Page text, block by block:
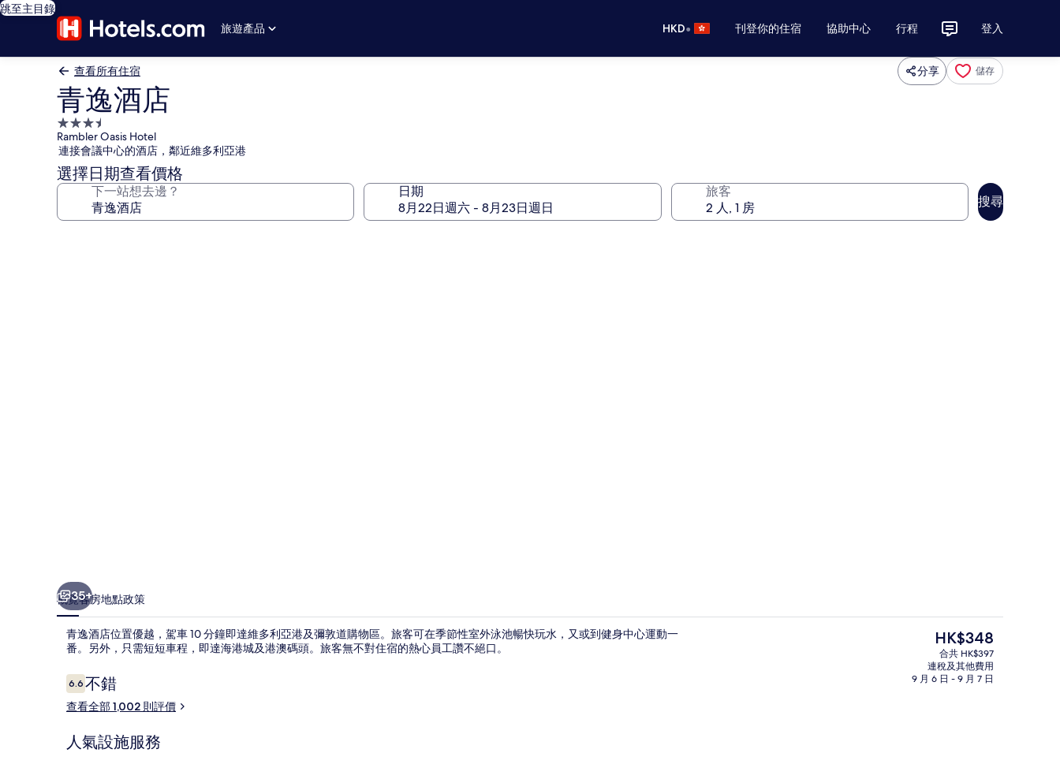
跳至主目錄
旅遊產品
HKD• 刊登你的住宿 協助中心 行程 登入
查看所有住宿 分享 儲存
青逸酒店
3.5
星
級
住
宿
Rambler Oasis Hotel
連接會議中心的酒店，鄰近維多利亞港
選擇日期查看價格
下一站想去邊？ 日期 旅客
搜尋
海灘/海景
35+
概覽客房地點政策
青逸酒店位置優越，駕車 10 分鐘即達維多利亞港及彌敦道購物區。旅客可在季節性室外泳池暢快玩水，又或到健身中心運動一
番。另外，只需短短車程，即達海港城及港澳碼頭。旅客無不對住宿的熱心員工讚不絕口。
評
價
6.66.6 分，滿分 10 分，
不錯
查看全部 1,002 則評價
人氣設施服務
現
價
HK$348
HK$348
合共 HK$397
連稅及其他費用
9 月 6 日 - 9 月 7 日